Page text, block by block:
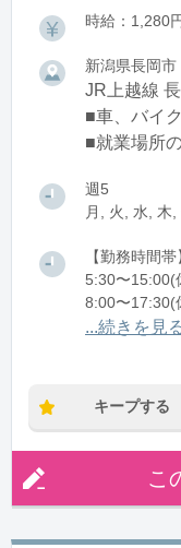
時給：1,280
新潟県長岡市
JR上越線
■車、バイ
■就業場所
週5
月, 火, 水, 木
【勤務時間
5:30〜15:00(
8:00〜17:30(
10:30〜
...続きを見
キープする
こ